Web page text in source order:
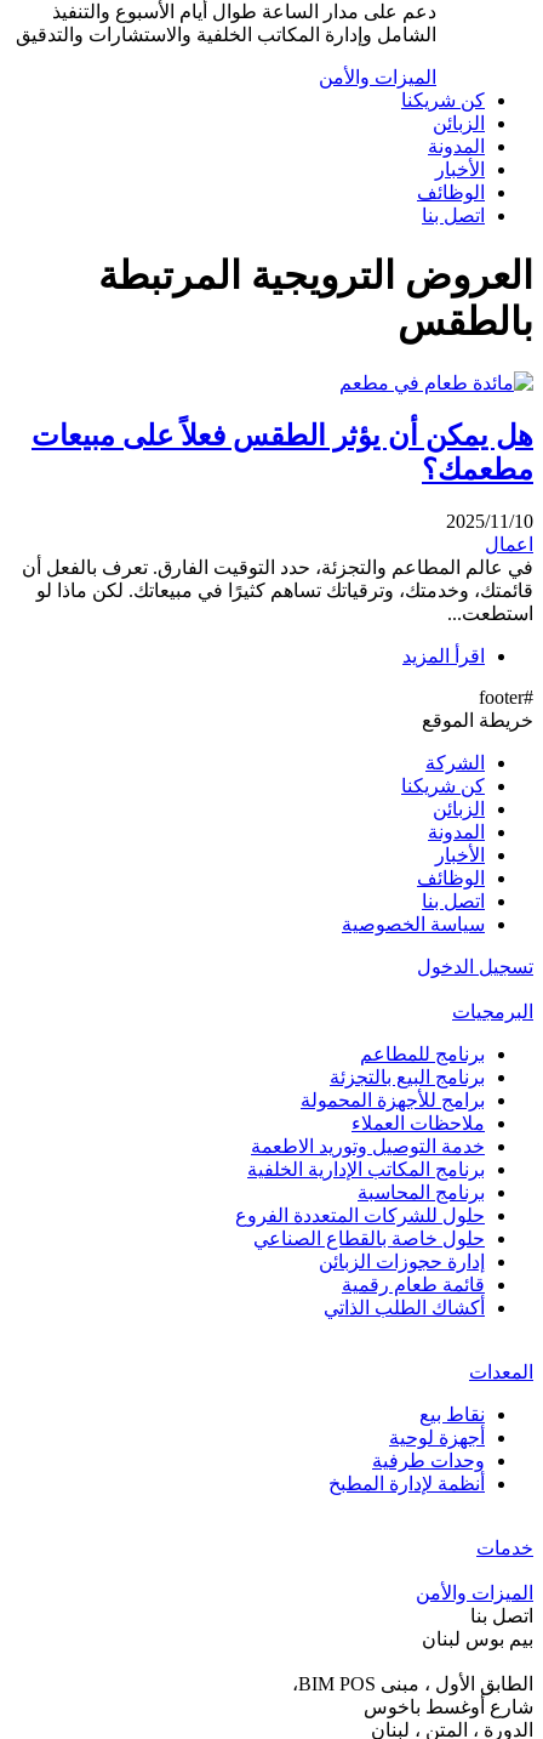
دعم على مدار الساعة طوال أيام الأسبوع والتنفيذ
الشامل وإدارة المكاتب الخلفية والاستشارات والتدقيق
الميزات والأمن
كن شريكنا
الزبائن
المدونة
الأخبار
الوظائف
اتصل بنا
العروض الترويجية المرتبطة
بالطقس
هل يمكن أن يؤثر الطقس فعلاً على مبيعات
مطعمك؟
2025/11/10
اعمال
في عالم المطاعم والتجزئة، حدد التوقيت الفارق. تعرف بالفعل أن
قائمتك، وخدمتك، وترقياتك تساهم كثيرًا في مبيعاتك. لكن ماذا لو
استطعت...
اقرأ المزيد
#footer
خريطة الموقع
الشركة
كن شريكنا
الزبائن
المدونة
الأخبار
الوظائف
اتصل بنا
سياسة الخصوصية
تسجيل الدخول
البرمجيات
برنامج للمطاعم
برنامج البيع بالتجزئة
برامج للأجهزة المحمولة
ملاحظات العملاء
خدمة التوصيل وتوريد الاطعمة
برنامج المكاتب الإدارية الخلفية
برنامج المحاسبة
حلول للشركات المتعددة الفروع
حلول خاصة بالقطاع الصناعي
إدارة حجوزات الزبائن
قائمة طعام رقمية
أكشاك الطلب الذاتي
المعدات
نقاط بيع
أجهزة لوحية
وحدات طرفية
أنظمة لإدارة المطبخ
خدمات
الميزات والأمن
اتصل بنا
بيم بوس لبنان
الطابق الأول ، مبنى BIM POS،
شارع أوغسط باخوس
الدورة ، المتن ، لبنان